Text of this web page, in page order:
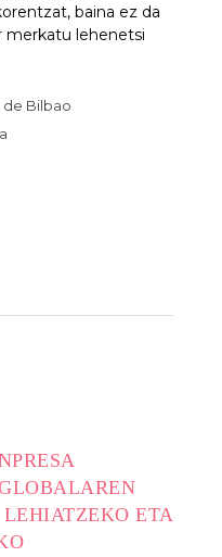
baina ez da
merkatu lehenetsi
Bilbao
ETA